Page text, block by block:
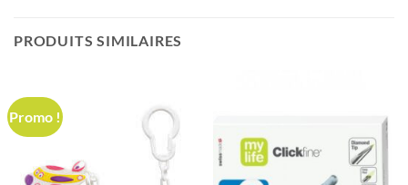
PRODUITS SIMILAIRES
Promo !